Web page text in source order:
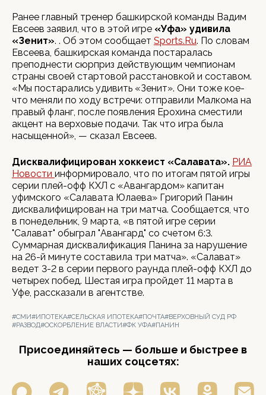
Ранее главный тренер башкирской команды Вадим
Евсеев заявил, что в этой игре «Уфа» удивила
«Зенит». . Об этом сообщает Sports.Ru. По словам
Евсеева, башкирская команда постаралась
преподнести сюрприз действующим чемпионам
страны своей стартовой расстановкой и составом.
«Мы постарались удивить «Зенит». Они тоже кое-
что меняли по ходу встречи: отправили Малкома на
правый фланг, после появления Ерохина сместили
акцент на верховые подачи. Так что игра была
насыщенной», — сказал Евсеев.
Дисквалифицирован хоккеист «Салавата». РИА
Новости информировало, что по итогам пятой игры
серии плей-офф КХЛ с «Авангардом» капитан
уфимского «Салавата Юлаева» Григорий Панин
дисквалифицирован на три матча. Сообщается, что
в понедельник, 9 марта, «в пятой игре серии
"Салават" обыграл "Авангард" со счетом 6:3.
Суммарная дисквалификация Панина за нарушение
на 26-й минуте составила три матча». «Салават»
ведет 3-2 в серии первого раунда плей-офф КХЛ до
четырех побед. Шестая игра пройдет 11 марта в
Уфе, рассказали в агентстве.
#СМИ#ИПОТЕКА#СЕЛЬСКАЯ ИПОТЕКА#ПОЧТА#ВЕРХОВНЫЙ СУД РФ
#РАЗВОД#ОСКОРБЛЕНИЕ ВЛАСТИ#ФК УФА#ПАНИН
Присоединяйтесь — больше и быстрее в
наших соцсетях: